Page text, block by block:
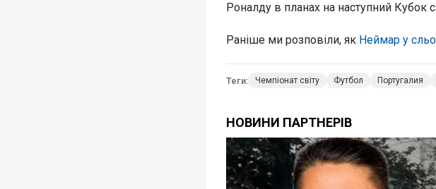
Роналду в планах на наступний Кубок
Раніше ми розповіли, як Неймар у
Теги: Чемпіонат світу Футбол Португалия